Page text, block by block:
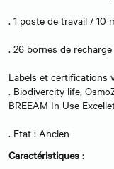
. 1 poste de travail / 10
. 26 bornes de
Labels et certifications
. Biodivercity life,
BREEAM In Use
. Etat : Ancien
Caractéristiques :